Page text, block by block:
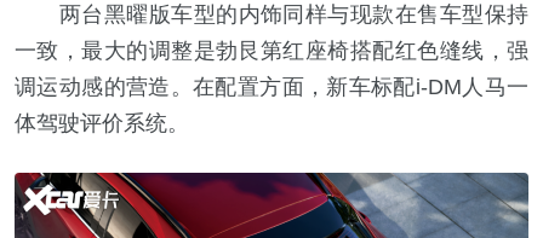
两台黑曜版车型的内饰同样与现款在售车型保持
一致，最大的调整是勃艮第红座椅搭配红色缝线，强
调运动感的营造。在配置方面，新车标配i-DM人马一
体驾驶评价系统。